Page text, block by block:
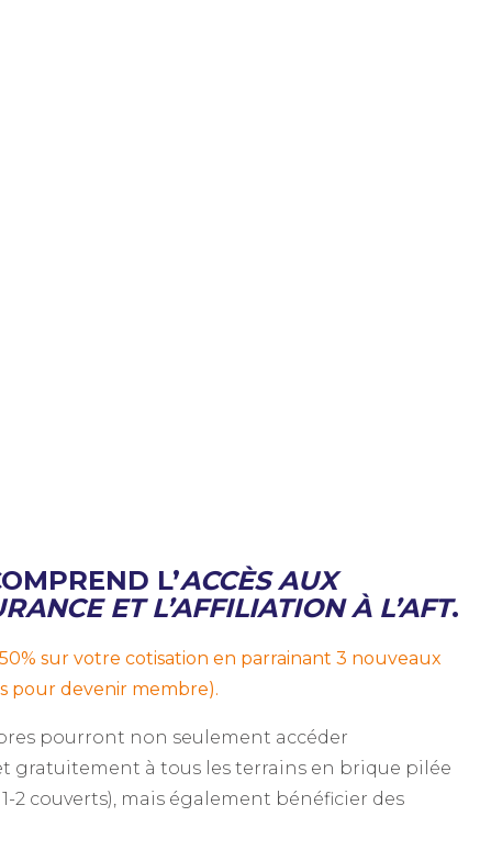
L’ACCÈS AUX
ET L’AFFILIATION À L’AFT.
sur votre cotisation en parrainant 3 nouveaux
pour devenir membre).
pourront non seulement accéder
gratuitement à tous les terrains en brique pilée
2 couverts), mais également bénéficier des